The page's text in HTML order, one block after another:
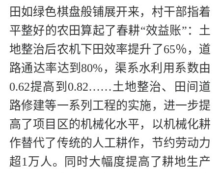
田如绿色棋盘般铺展开来，村干部指着
平整好的农田算起了春耕“效益账”：土
地整治后农机下田效率提升了65％，道
路通达率达到80%，渠系水利用系数由
0.62提高到0.82……土地整治、田间道
路修建等一系列工程的实施，进一步提
高了项目区的机械化水平，以机械化耕
作替代了传统的人工耕作，节约劳动力
超1万人。同时大幅度提高了耕地生产